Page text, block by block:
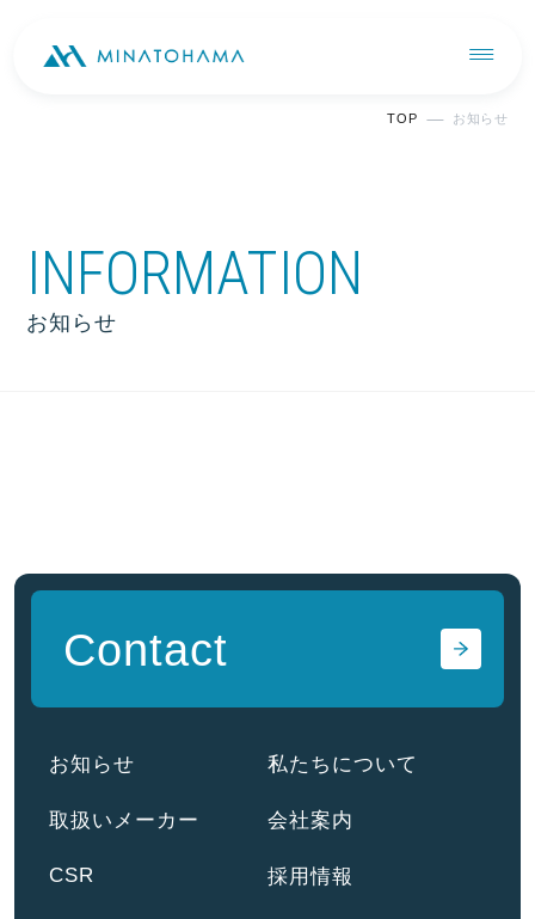
INFORMATION
お知らせ
TOP お知らせ
お知らせ 私たちについて
取扱いメーカー 会社案内
CSR 採用情報
Contact